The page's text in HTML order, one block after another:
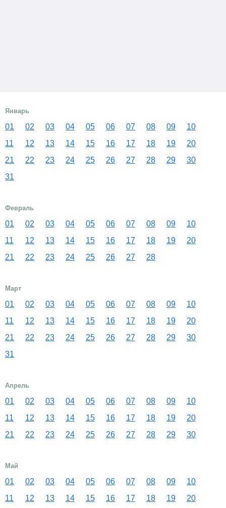
Январь
01 02 03 04 05 06 07 08 09
10
11
12 13 14 15 16 17 18 19
20
21
22 23 24 25 26 27 28 29
30
31
Февраль
01 02 03 04 05 06 07 08 09
10
11
12 13 14 15 16 17 18 19
20
21
22 23 24 25 26 27 28
Март
01 02 03 04 05 06 07 08 09
10
11
12 13 14 15 16 17 18 19
20
21
22 23 24 25 26 27 28 29
30
31
Апрель
01 02 03 04 05 06 07 08 09
10
11
12 13 14 15 16 17 18 19
20
21
22 23 24 25 26 27 28 29 30
Май
01 02 03 04 05 06 07 08 09
10
11
12 13 14 15 16 17 18 19
20